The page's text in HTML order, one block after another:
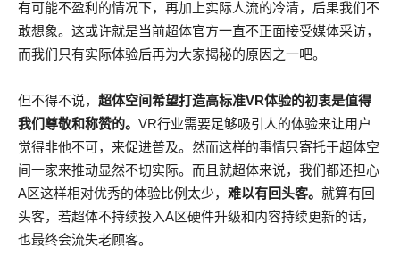
有可能不盈利的情况下，再加上实际人流的冷清，后果我们不
敢想象。这或许就是当前超体官方一直不正面接受媒体采访，
而我们只有实际体验后再为大家揭秘的原因之一吧。
但不得不说， 超体空间希望打造高标准VR体验的初衷是值得
我们尊敬和称赞的。 VR行业需要足够吸引人的体验来让用户
觉得非他不可，来促进普及。然而这样的事情只寄托于超体空
间一家来推动显然不切实际。而且就超体来说，我们都还担心
A区这样相对优秀的体验比例太少， 难以有回头客。 就算有回
头客，若超体不持续投入A区硬件升级和内容持续更新的话，
也最终会流失老顾客。